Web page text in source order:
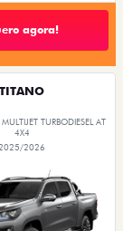
agora!
TITANO
TURBODIESEL AT
4X4
2026